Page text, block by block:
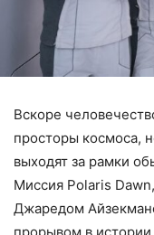
Вскоре
просторы космоса,
выходят за рамки
Миссия Polaris
Джаредом